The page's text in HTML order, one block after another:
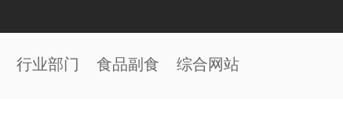
行业部门 食品副食 综合网站